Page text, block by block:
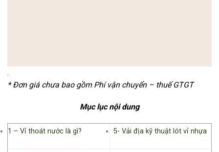
.
* Đơn giá chưa bao gồm Phí vận chuyển – thuế GTGT
Mục lục nội dung
1 – Vỉ thoát nước là gì? 5- Vải địa kỹ thuật lót vỉ nhựa